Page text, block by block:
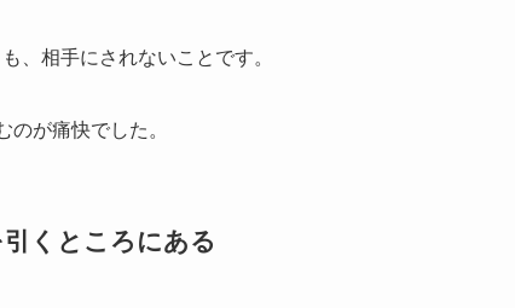
、相手にされないことです。
が痛快でした。
くところにある